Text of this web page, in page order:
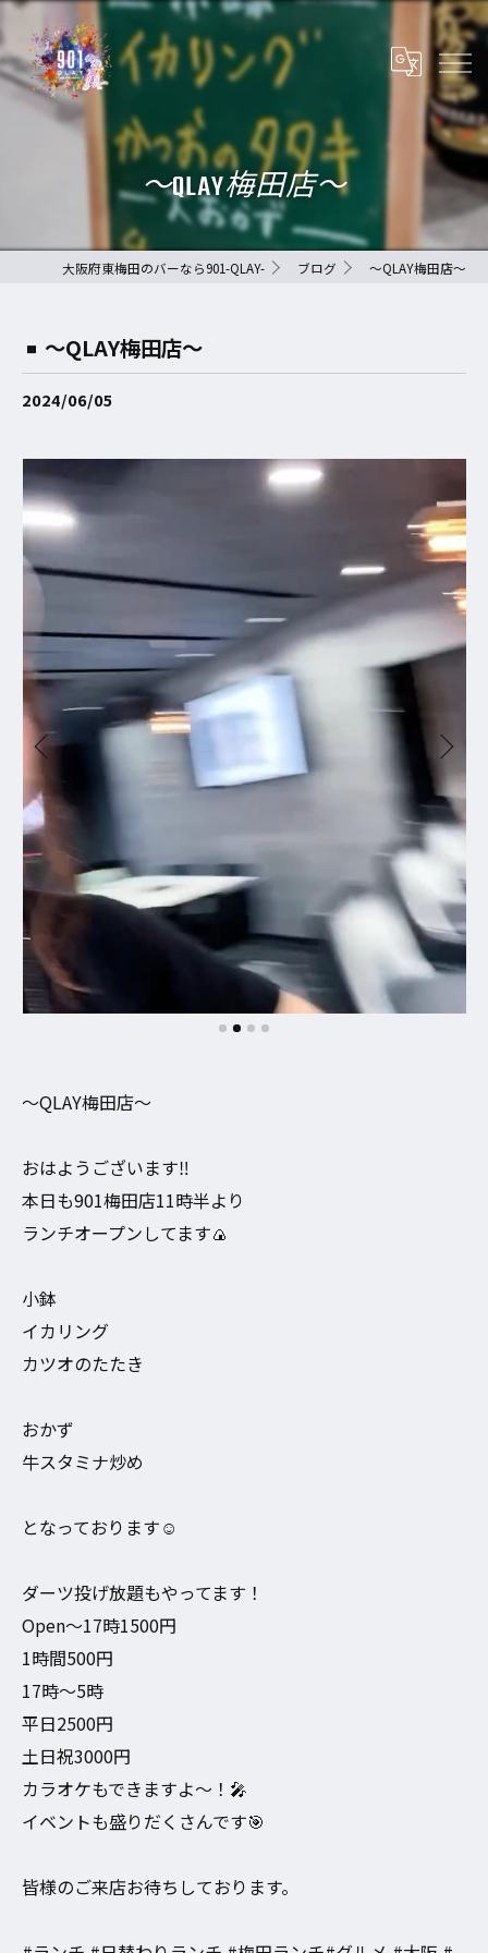
〜QLAY梅田店〜
大阪府東梅田のバーなら901-QLAY- ブログ 〜QLAY梅田店〜
〜QLAY梅田店〜
2024/06/05
〜QLAY梅田店〜
おはようございます‼︎
本日も901梅田店11時半より
ランチオープンしてます🍙
小鉢
イカリング
カツオのたたき
おかず
牛スタミナ炒め
となっております☺️
ダーツ投げ放題もやってます！
Open〜17時1500円
1時間500円
17時〜5時
平日2500円
土日祝3000円
カラオケもできますよ〜！🎤
イベントも盛りだくさんです🎯
皆様のご来店お待ちしております。